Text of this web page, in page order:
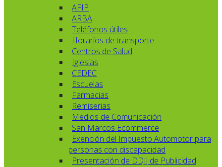
AFIP
ARBA
Teléfonos útiles
Horarios de transporte
Centros de Salud
Iglesias
CEDEC
Escuelas
Farmacias
Remiserias
Medios de Comunicación
San Marcos Ecommerce
Exención del Impuesto Automotor para
personas con discapacidad
Presentación de DDJJ de Publicidad